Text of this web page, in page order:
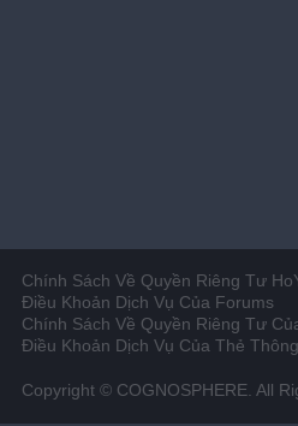
Chính Sách Về Quyền Riêng Tư
Điều Khoản Dịch Vụ Của Forums
Chính Sách Về Quyền Riêng Tư
Điều Khoản Dịch Vụ Của Thẻ
Copyright © COGNOSPHERE. All